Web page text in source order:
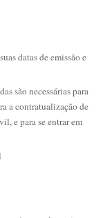
datas de emissão e
são necessárias para
a contratualização de
e para se entrar em